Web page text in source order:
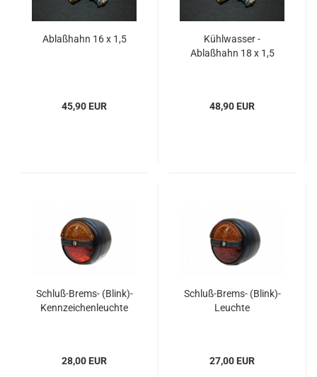
Ablaßhahn 16 x 1,5
45,90 EUR
Kühlwasser -
Ablaßhahn 18 x 1,5
48,90 EUR
Schluß-Brems- (Blink)-
Kennzeichenleuchte
28,00 EUR
Schluß-Brems- (Blink)-
Leuchte
27,00 EUR